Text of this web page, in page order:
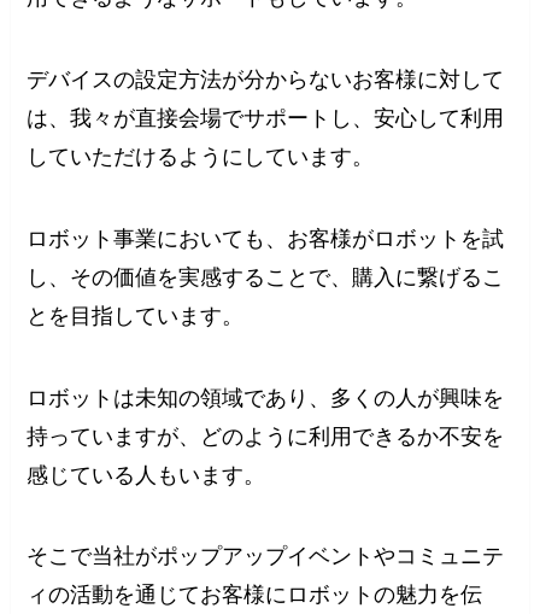
デバイスの設定方法が分からないお客様に対して
は、我々が直接会場でサポートし、安心して利用
していただけるようにしています。
ロボット事業においても、お客様がロボットを試
し、その価値を実感することで、購入に繋げるこ
とを目指しています。
ロボットは未知の領域であり、多くの人が興味を
持っていますが、どのように利用できるか不安を
感じている人もいます。
そこで当社がポップアップイベントやコミュニテ
ィの活動を通じてお客様にロボットの魅力を伝